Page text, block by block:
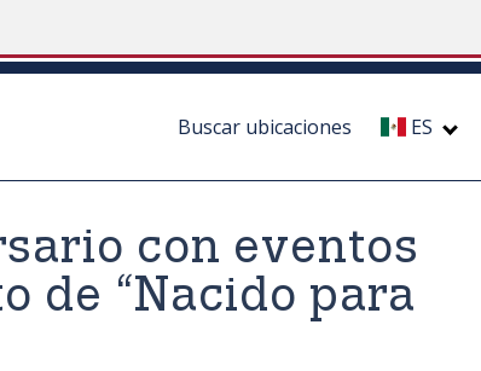
Buscar ubicaciones ES
con eventos
de “Nacido para